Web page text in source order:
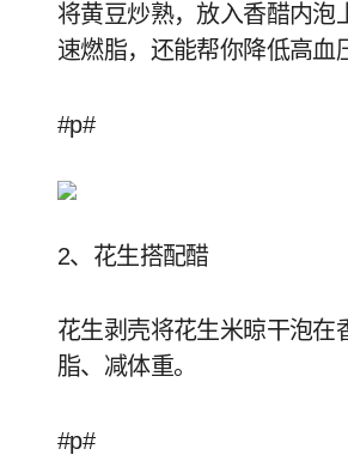
将黄豆炒熟，放入香醋内泡
速燃脂，还能帮你降低高血
#p#
2、花生搭配醋
花生剥壳将花生米晾干泡在
脂、减体重。
#p#